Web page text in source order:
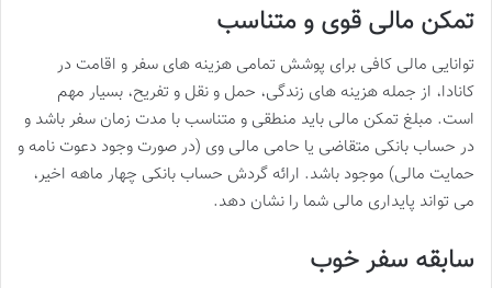
تمکن مالی قوی و متناسب
توانایی مالی کافی برای پوشش تمامی هزینه های سفر و اقامت در
کانادا، از جمله هزینه های زندگی، حمل و نقل و تفریح، بسیار مهم
است. مبلغ تمکن مالی باید منطقی و متناسب با مدت زمان سفر باشد و
در حساب بانکی متقاضی یا حامی مالی وی (در صورت وجود دعوت نامه و
حمایت مالی) موجود باشد. ارائه گردش حساب بانکی چهار ماهه اخیر،
می تواند پایداری مالی شما را نشان دهد.
سابقه سفر خوب